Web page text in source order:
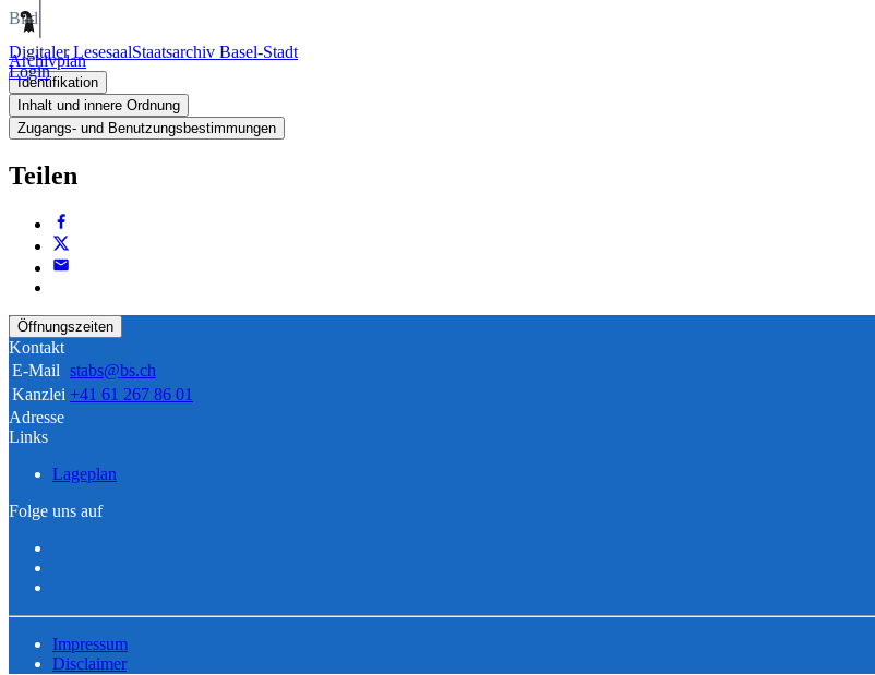
Digitaler LesesaalStaatsarchiv Basel-Stadt
Login
Bild
Archivplan
Identifikation
Inhalt und innere Ordnung
Zugangs- und Benutzungsbestimmungen
Teilen
Öffnungszeiten
Kontakt
E-Mail stabs@bs.ch
Kanzlei +41 61 267 86 01
Adresse
Links
Lageplan
Folge uns auf
Impressum
Disclaimer